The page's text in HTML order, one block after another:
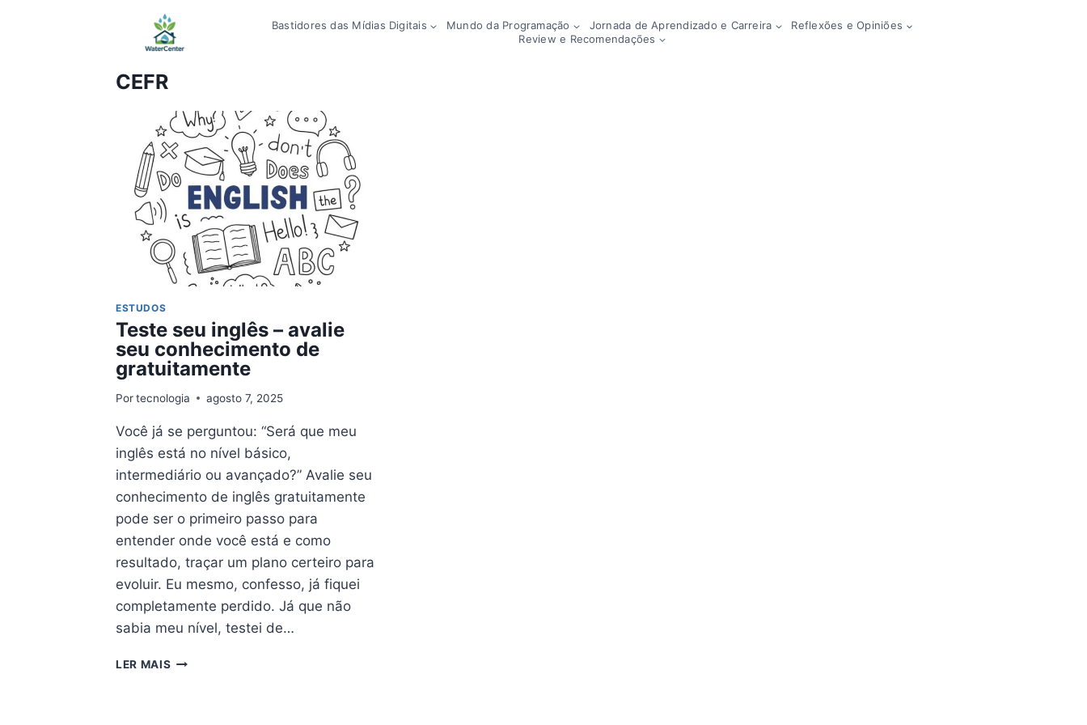
Bastidores das Mídias Digitais Mundo da Programação Jornada de Aprendizado e Carreira
Reflexões e Opiniões
Review e Recomendações
CEFR
ESTUDOS
Teste seu inglês – avalie
seu conhecimento de
gratuitamente
Por tecnologia agosto 7, 2025
Você já se perguntou: “Será que meu
inglês está no nível básico,
intermediário ou avançado?” Avalie seu
conhecimento de inglês gratuitamente
pode ser o primeiro passo para
entender onde você está e como
resultado, traçar um plano certeiro para
evoluir. Eu mesmo, confesso, já fiquei
completamente perdido. Já que não
sabia meu nível, testei de…
LER MAIS TESTE